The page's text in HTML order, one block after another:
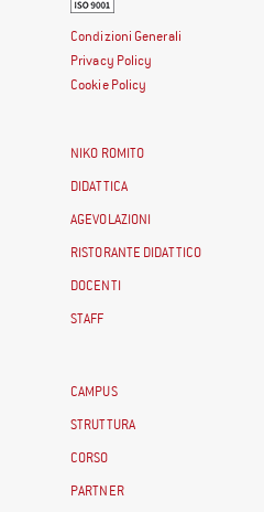
Condizioni Generali
Privacy Policy
Cookie Policy
NIKO ROMITO
DIDATTICA
AGEVOLAZIONI
RISTORANTE DIDATTICO
DOCENTI
STAFF
CAMPUS
STRUTTURA
CORSO
PARTNER